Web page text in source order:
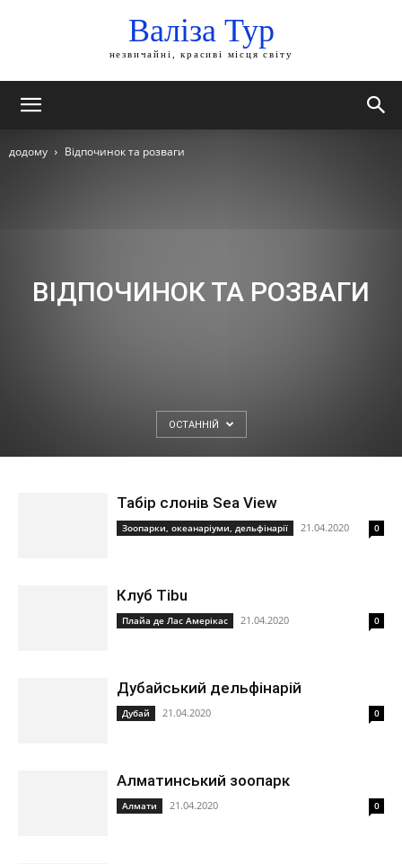
Валіза Тур
незвичайні, красиві місця світу
додому Відпочинок та розваги
ВІДПОЧИНОК ТА РОЗВАГИ
ОСТАННІЙ
Табір слонів Sea View
Зоопарки, океанаріуми, дельфінарії 21.04.2020 0
Клуб Tibu
Плайа де Лас Амерікас 21.04.2020 0
Дубайський дельфінарій
Дубай 21.04.2020 0
Алматинський зоопарк
Алмати 21.04.2020 0